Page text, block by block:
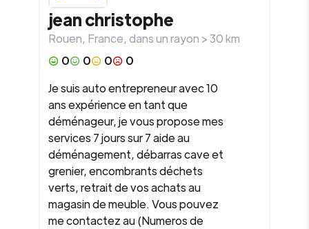
jean christophe
Rouen, France, dans un rayon >30km
0
0 0
0
Je suis auto entrepreneur avec 10
ans expérience en tant que
déménageur, je vous propose mes
services 7 jours sur 7 aide au
déménagement, débarras cave et
grenier, encombrants déchets
verts, retrait de vos achats au
magasin de meuble. Vous pouvez
me contactez au (Numeros de